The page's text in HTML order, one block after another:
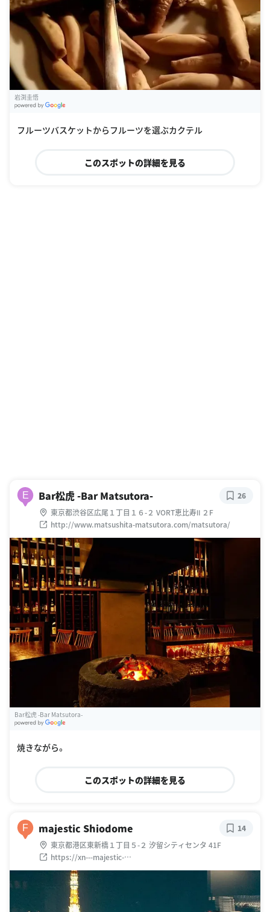
岩渕圭悟
フルーツバスケットからフルーツを選ぶカクテル
このスポットの詳細を見る
E Bar松虎 -Bar Matsutora-
東京都渋谷区広尾１丁目１６-２ VORT恵比寿Ⅱ ２F
http://www.matsushita-matsutora.com/matsutora/
26
Bar松虎 -Bar Matsutora-
焼きながら。
このスポットの詳細を見る
F majestic Shiodome
東京都港区東新橋１丁目５-２ 汐留シティセンタ 41F
https://xn---majestic-
zv4hsg0krlzerfp952e1lybpewawh3b.com/
14